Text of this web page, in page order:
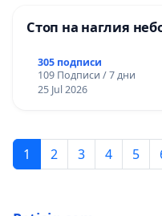
Стоп на наглия
305 подписи
109 Подписи / 7 дни
25 Jul 2026
1 2 3 4 5